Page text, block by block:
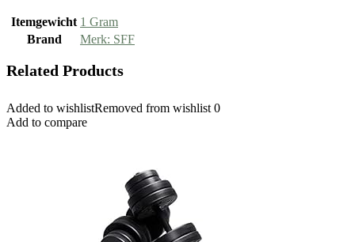
Itemgewicht ‎1 Gram
Brand
Merk: SFF
Related Products
Added to wishlistRemoved from wishlist 0
Add to compare